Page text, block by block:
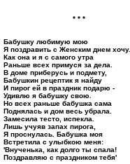
* * *
Бабушку любимую мою
Я поздравить с Женским днем хочу.
Как она и я с самого утра
Раньше всех примуся за дела.
В доме приберусь и подмету,
Бабушкин рецептик я найду
И пирог ей в праздник подарю -
Удивлю я бабушку свою.
Но всех раньше бабушка сама
Поднялась и дом весь убрала.
Замесила тесто, испекла.
Лишь учуяв запах пирога,
Я проснулась. Бабушка моя
Встретила с улыбкою меня:
'Внученька, как долго ты спала!
Поздравляю с праздником тебя'